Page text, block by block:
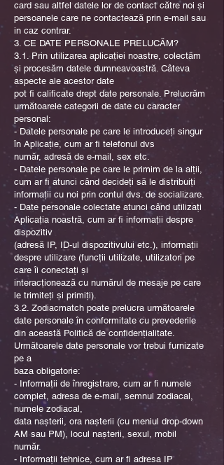
card sau altfel datele lor de contact către noi și
persoanele care ne contactează prin e-mail sau
in caz contrar.
3. CE DATE PERSONALE PRELUCĂM?
3.1. Prin utilizarea aplicației noastre, colectăm
și procesăm datele dumneavoastră. Câteva
aspecte ale acestor date
pot fi calificate drept date personale. Prelucrăm
următoarele categorii de date cu caracter
personal:
- Datele personale pe care le introduceți singur
în Aplicație, cum ar fi telefonul dvs
număr, adresă de e-mail, sex etc.
- Datele personale pe care le primim de la alții,
cum ar fi atunci când decideți să le distribuiți
informații cu noi prin contul dvs. de socializare.
- Date personale colectate atunci când utilizați
Aplicația noastră, cum ar fi informații despre
dispozitiv
(adresă IP, ID-ul dispozitivului etc.), informații
despre utilizare (funcții utilizate, utilizatori pe
care îi conectați și
interacționează cu numărul de mesaje pe care
le trimiteți și primiți).
3.2. Zodiacmatch poate prelucra următoarele
date personale în conformitate cu prevederile
din această Politică de confidențialitate.
Următoarele date personale vor trebui furnizate
pe a
baza obligatorie:
- Informații de înregistrare, cum ar fi numele
complet, adresa de e-mail, semnul zodiacal,
numele zodiacal,
data nașterii, ora nașterii (cu meniul drop-down
AM sau PM), locul nașterii, sexul, mobil
număr.
- Informații tehnice, cum ar fi adresa IP